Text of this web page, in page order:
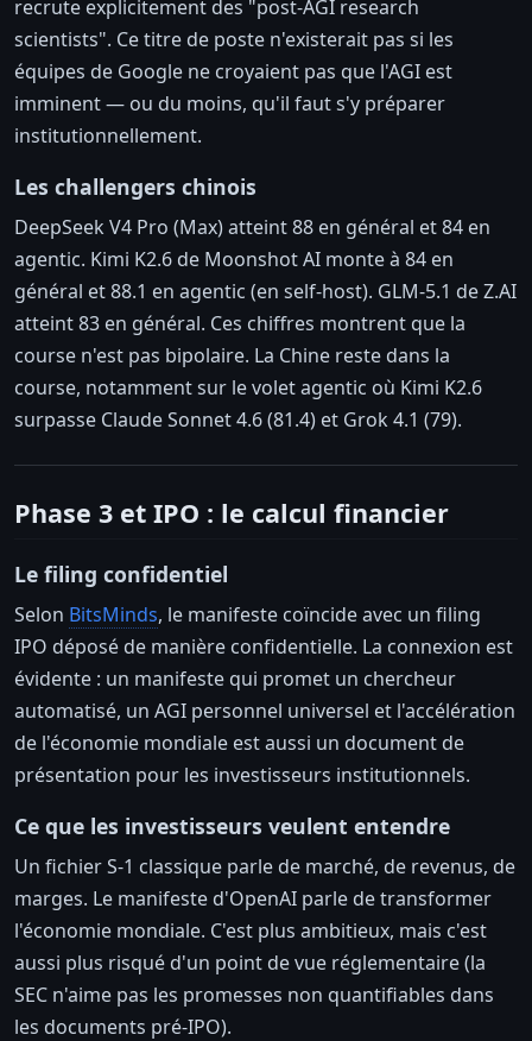
recrute explicitement des "post-AGI research
scientists". Ce titre de poste n'existerait pas si les
équipes de Google ne croyaient pas que l'AGI est
imminent — ou du moins, qu'il faut s'y préparer
institutionnellement.
Les challengers chinois
DeepSeek V4 Pro (Max) atteint 88 en général et 84 en
agentic. Kimi K2.6 de Moonshot AI monte à 84 en
général et 88.1 en agentic (en self-host). GLM-5.1 de Z.AI
atteint 83 en général. Ces chiffres montrent que la
course n'est pas bipolaire. La Chine reste dans la
course, notamment sur le volet agentic où Kimi K2.6
surpasse Claude Sonnet 4.6 (81.4) et Grok 4.1 (79).
Phase 3 et IPO : le calcul financier
Le filing confidentiel
Selon BitsMinds, le manifeste coïncide avec un filing
IPO déposé de manière confidentielle. La connexion est
évidente : un manifeste qui promet un chercheur
automatisé, un AGI personnel universel et l'accélération
de l'économie mondiale est aussi un document de
présentation pour les investisseurs institutionnels.
Ce que les investisseurs veulent entendre
Un fichier S-1 classique parle de marché, de revenus, de
marges. Le manifeste d'OpenAI parle de transformer
l'économie mondiale. C'est plus ambitieux, mais c'est
aussi plus risqué d'un point de vue réglementaire (la
SEC n'aime pas les promesses non quantifiables dans
les documents pré-IPO).